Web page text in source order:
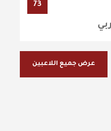
73
عرض جميع اللاعبين